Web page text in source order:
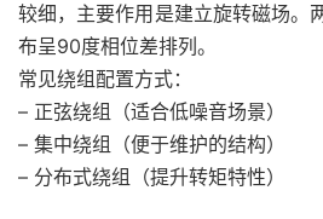
较细，主要作用是建立旋转磁场。
布呈90度相位差排列。
常见绕组配置方式：
– 正弦绕组（适合低噪音场景）
– 集中绕组（便于维护的结构）
– 分布式绕组（提升转矩特性）